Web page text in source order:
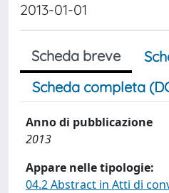
2013-01-01
Scheda breve
Scheda completa
Anno di pubblicazione
2013
Appare nelle tipologie:
04.2 Abstract in Atti di